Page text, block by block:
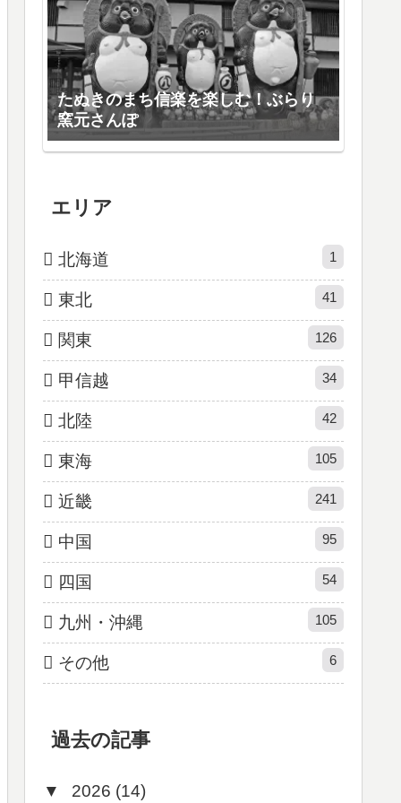
たぬきのまち信楽を楽しむ！ぶらり
窯元さんぽ
エリア
北海道 1
東北 41
関東 126
甲信越 34
北陸 42
東海 105
近畿 241
中国 95
四国 54
九州・沖縄 105
その他 6
過去の記事
▼ 2026 (14)